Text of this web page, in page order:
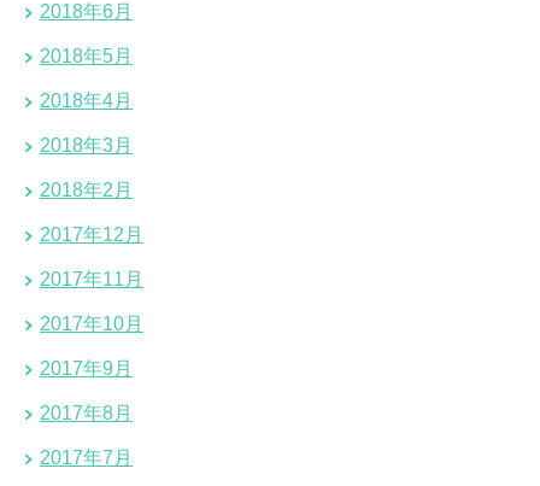
2018年6月
2018年5月
2018年4月
2018年3月
2018年2月
2017年12月
2017年11月
2017年10月
2017年9月
2017年8月
2017年7月